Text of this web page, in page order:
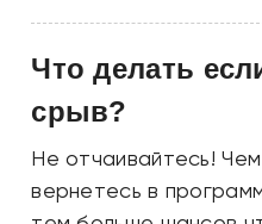
Что делать
срыв?
Не отчаивайтесь!
вернетесь в